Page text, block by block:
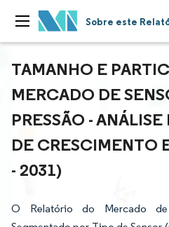
Sobre este
TAMANHO E
MERCADO DE
PRESSÃO -
DE CRESCIMENTO
- 2031)
O Relatório do Mercado